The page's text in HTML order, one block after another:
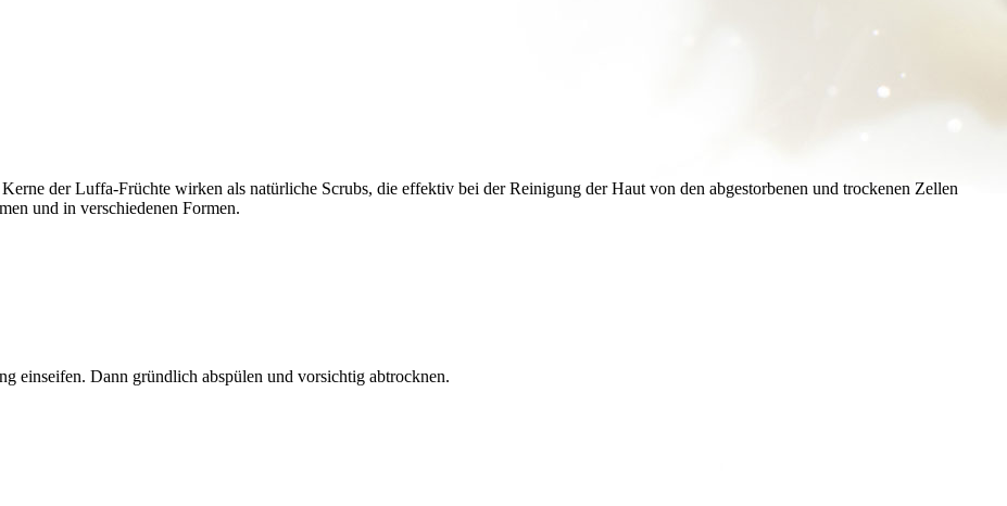
der Luffa-Früchte wirken als natürliche Scrubs, die effektiv bei der Reinigung der Haut von den abgestorbenen und trockenen Zellen
und in verschiedenen Formen.
einseifen. Dann gründlich abspülen und vorsichtig abtrocknen.